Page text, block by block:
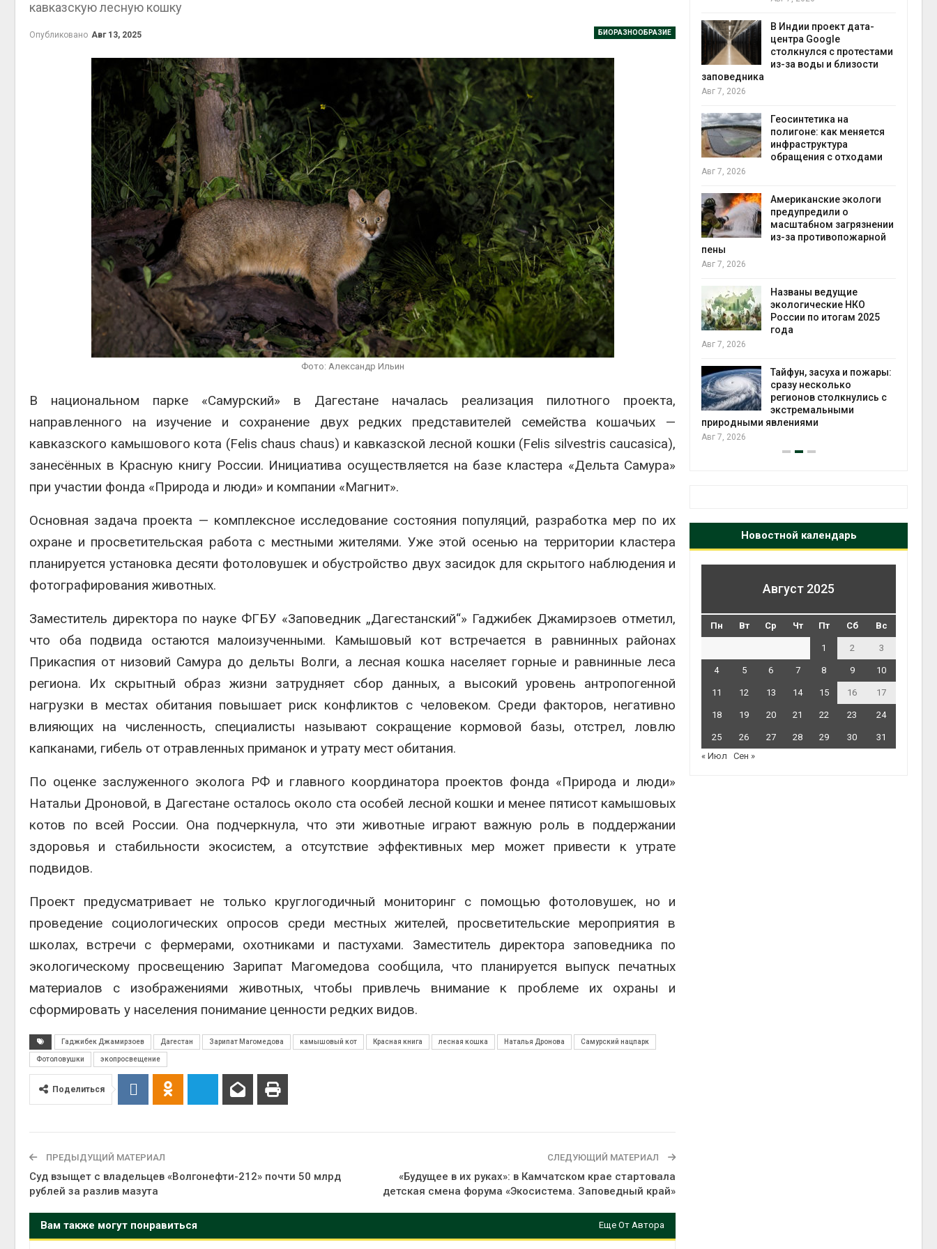
кавказскую лесную кошку
БИОРАЗНООБРАЗИЕ
Опубликовано Авг 13, 2025
Фото: Александр Ильин
В национальном парке «Самурский» в Дагестане началась реализация пилотного проекта,
направленного на изучение и сохранение двух редких представителей семейства кошачьих —
кавказского камышового кота (Felis chaus chaus) и кавказской лесной кошки (Felis silvestris caucasica),
занесённых в Красную книгу России. Инициатива осуществляется на базе кластера «Дельта Самура»
при участии фонда «Природа и люди» и компании «Магнит».
Основная задача проекта — комплексное исследование состояния популяций, разработка мер по их
охране и просветительская работа с местными жителями. Уже этой осенью на территории кластера
планируется установка десяти фотоловушек и обустройство двух засидок для скрытого наблюдения и
фотографирования животных.
Заместитель директора по науке ФГБУ «Заповедник „Дагестанский“» Гаджибек Джамирзоев отметил,
что оба подвида остаются малоизученными. Камышовый кот встречается в равнинных районах
Прикаспия от низовий Самура до дельты Волги, а лесная кошка населяет горные и равнинные леса
региона. Их скрытный образ жизни затрудняет сбор данных, а высокий уровень антропогенной
нагрузки в местах обитания повышает риск конфликтов с человеком. Среди факторов, негативно
влияющих на численность, специалисты называют сокращение кормовой базы, отстрел, ловлю
капканами, гибель от отравленных приманок и утрату мест обитания.
По оценке заслуженного эколога РФ и главного координатора проектов фонда «Природа и люди»
Натальи Дроновой, в Дагестане осталось около ста особей лесной кошки и менее пятисот камышовых
котов по всей России. Она подчеркнула, что эти животные играют важную роль в поддержании
здоровья и стабильности экосистем, а отсутствие эффективных мер может привести к утрате
подвидов.
Проект предусматривает не только круглогодичный мониторинг с помощью фотоловушек, но и
проведение социологических опросов среди местных жителей, просветительские мероприятия в
школах, встречи с фермерами, охотниками и пастухами. Заместитель директора заповедника по
экологическому просвещению Зарипат Магомедова сообщила, что планируется выпуск печатных
материалов с изображениями животных, чтобы привлечь внимание к проблеме их охраны и
сформировать у населения понимание ценности редких видов.
Гаджибек Джамирзоев Дагестан Зарипат Магомедова камышовый кот Красная книга лесная кошка Наталья Дронова Самурский нацпарк
Фотоловушки экопросвещение
Поделиться
ПРЕДЫДУЩИЙ МАТЕРИАЛ
Суд взыщет с владельцев «Волгонефти-212» почти 50 млрд
рублей за разлив мазута
СЛЕДУЮЩИЙ МАТЕРИАЛ
«Будущее в их руках»: в Камчатском крае стартовала
детская смена форума «Экосистема. Заповедный край»
Вам также могут понравиться Еще От Автора
может помочь городам
переживать жару
Авг 7, 2026
Минприроды
потребовало ускорить
строительство мусорных
объектов и уборку
контейнерных площадок
Авг 7, 2026
Панамский канал вновь
ограничивает загрузку
судов из-за дефицита
пресной воды
Авг 6, 2026
В китайской провинции
Шэньси из-за паводков
эвакуировали более 140
тыс. человек
Авг 6, 2026
МЕГА и ВкусВилл
экообменники для сбора
Авг 6, 2026
развитие солнечной
энергетики из-за роста
спроса со стороны ИИ
Авг 7, 2026
Приток воды в
водохранилища Волги и
Камы в августе может
превысить норму почти в
полтора раза
Авг 7, 2026
Евросоюз потребовал
увеличить вложения в
защиту природы на фоне
роста ущерба от пожаров
Авг 7, 2026
Дом из старых шин
может обходиться без
кондиционера и почти
без отопления
Авг 7, 2026
олени набирают вес
перед осенней миграцией
Авг 7, 2026
В Индии проект дата-
центра Google
столкнулся с протестами
из-за воды и близости
заповедника
Авг 7, 2026
Геосинтетика на
полигоне: как меняется
инфраструктура
обращения с отходами
Авг 7, 2026
Американские экологи
предупредили о
масштабном загрязнении
из-за противопожарной
пены
Авг 7, 2026
Названы ведущие
экологические НКО
России по итогам 2025
года
Авг 7, 2026
Тайфун, засуха и пожары:
сразу несколько
регионов столкнулись с
экстремальными
природными явлениями
Авг 7, 2026
Новостной календарь
Август 2025
Пн Вт Ср Чт Пт Сб Вс
1 2 3
4 5 6 7 8 9 10
11 12 13 14 15 16 17
18 19 20 21 22 23 24
25 26 27 28 29 30
31
« Июл
Сен »